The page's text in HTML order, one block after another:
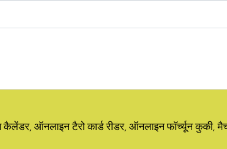
ऑनलाइन टैरो कार्ड रीडर, ऑनलाइन फॉर्च्यून कुकी,